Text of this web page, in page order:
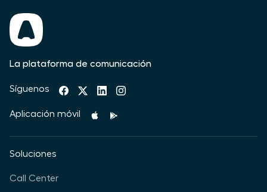
La plataforma de comunicación
Síguenos
Aplicación móvil
Soluciones
Call Center